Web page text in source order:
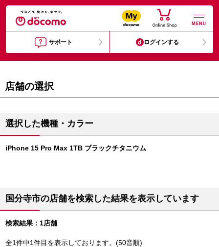
MENU
サポート ログインする
店舗の選択
選択した機種・カラー
iPhone 15 Pro Max 1TB ブラックチタニウム
国分寺市の店舗を検索した結果を表示しています
検索結果：1店舗
全1件中1件目を表示しております。(50音順)